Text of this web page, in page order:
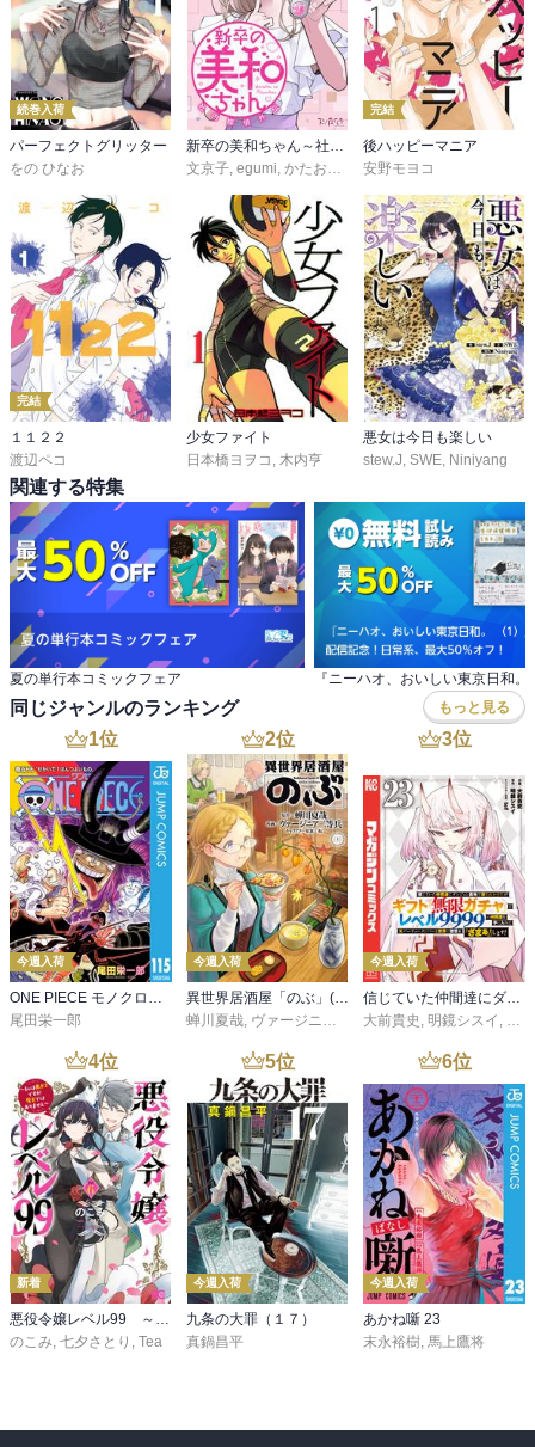
続巻入荷
パーフェクトグリッター
をの ひなお
文京子 egumi かたおかみさお
完結
後ハッピーマニア
安野モヨコ
完結
１１２２
渡辺ペコ
少女ファイト
日本橋ヨヲコ , 木内亨
悪女は今日も楽しい
stew.J, SWE, Niniyang
関連する特集
夏の単行本コミックフェア
同じジャンルのランキング もっと見る
1位
今週入荷
尾田栄一郎
2位
今週入荷
蝉川夏哉 ヴァージニア二等兵 ,転
3位
今週入荷
大前貴史 明鏡シスイ
4位
新着
悪役令嬢レベル99 ～私は裏ボスですが魔王ではありません～ その６
のこみ, 七夕さとり , Tea
5位
今週入荷
九条の大罪（１７）
真鍋昌平
6位
今週入荷
あかね噺 23
末永裕樹, 馬上鷹将